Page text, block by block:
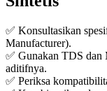
✅ Konsultasikan
Manufacturer).
✅ Gunakan TDS dan
aditifnya.
✅ Periksa